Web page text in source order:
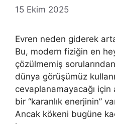
15 Ekim 2025
Evren neden giderek
Bu, modern fiziğin en
çözülmemiş
dünya görüşümüz
cevaplanamayacağı için
bir “karanlık enerjinin”
Ancak kökeni bugüne